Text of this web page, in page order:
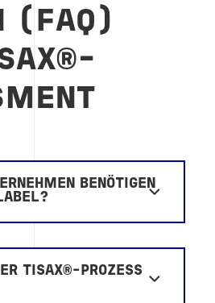
(FAQ)
BENÖTIGEN
TISAX®-PROZESS